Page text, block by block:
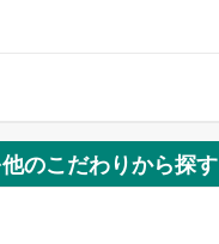
のこだわりから探す